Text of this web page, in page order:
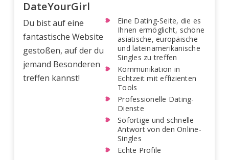
DateYourGirl
Du bist auf eine
fantastische Website
gestoßen, auf der du
jemand Besonderen
treffen kannst!
Eine Dating-Seite, die es
Ihnen ermöglicht, schöne
asiatische, europäische
und lateinamerikanische
Singles zu treffen
Kommunikation in
Echtzeit mit effizienten
Tools
Professionelle Dating-
Dienste
Sofortige und schnelle
Antwort von den Online-
Singles
Echte Profile